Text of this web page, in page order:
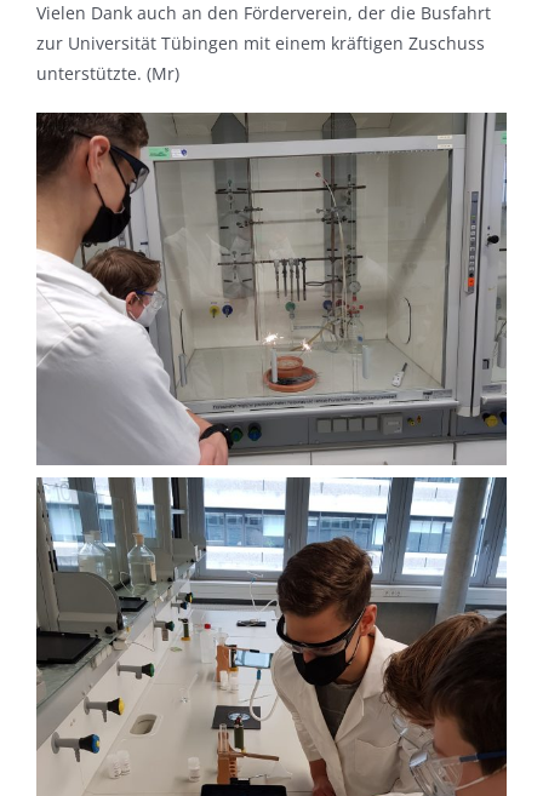
Vielen Dank auch an den Förderverein, der die Busfahrt
zur Universität Tübingen mit einem kräftigen Zuschuss
unterstützte. (Mr)